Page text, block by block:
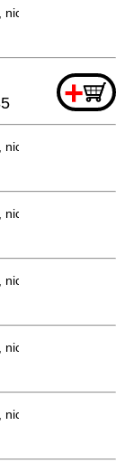
bestellbar
+
bestellbar
bestellbar
bestellbar
bestellbar
bestellbar